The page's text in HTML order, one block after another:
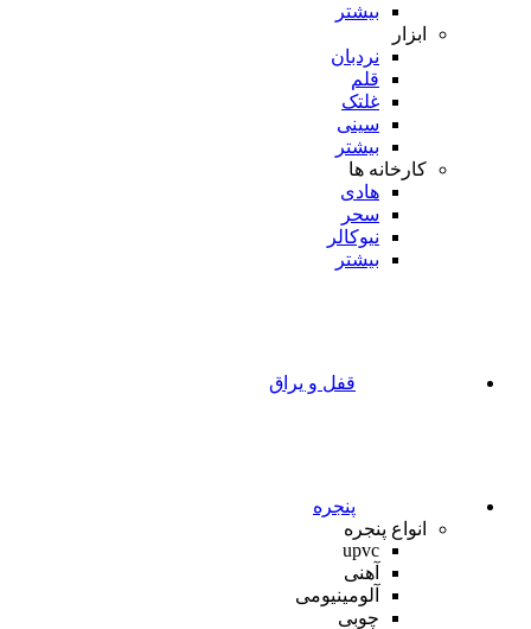
بیشتر
ابزار
نردبان
قلم
غلتک
سینی
بیشتر
کارخانه ها
هادی
سحر
نیوکالر
بیشتر
قفل و یراق
پنجره
انواع پنجره
upvc
آهنی
آلومینیومی
چوبی